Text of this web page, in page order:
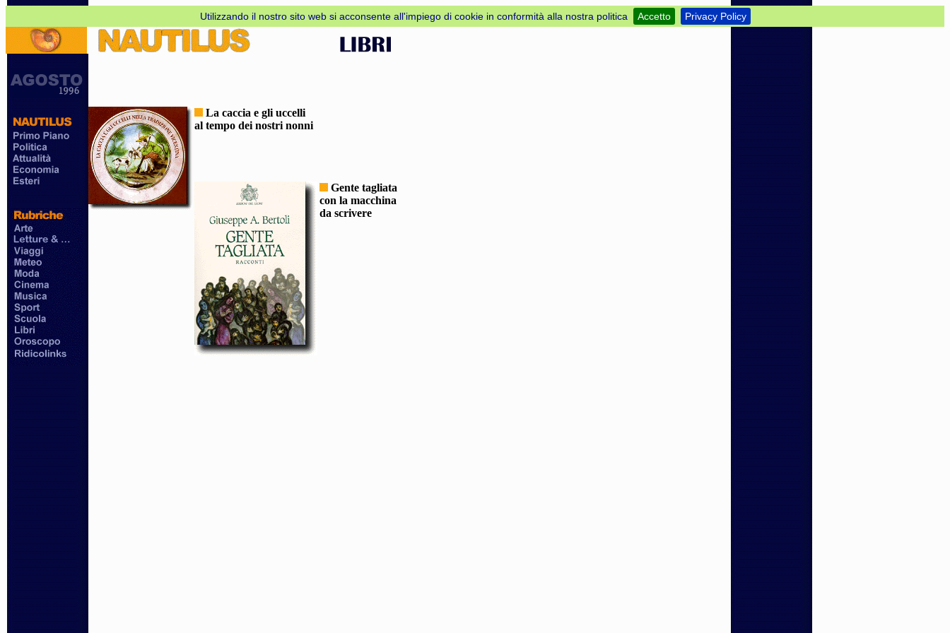
Utilizzando il nostro sito web si acconsente all'impiego di cookie in conformità alla nostra politica Accetto Privacy Policy
La caccia e gli uccelli
al tempo dei nostri nonni
Gente tagliata
con la macchina
da scrivere